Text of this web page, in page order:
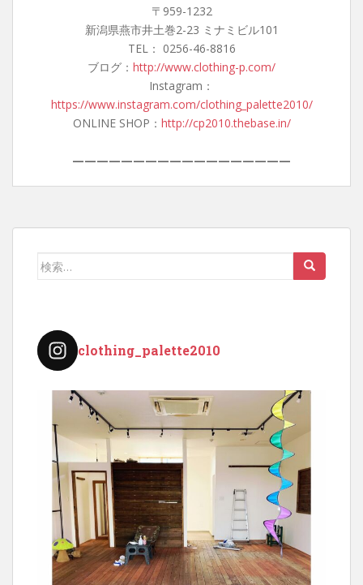
〒959-1232
新潟県燕市井土巻2-23 ミナミビル101
TEL： 0256-46-8816
ブログ： http://www.clothing-p.com/
Instagram：
https://www.instagram.com/clothing_palette2010/
ONLINE SHOP： http://cp2010.thebase.in/
——————————————————
検
clothing_palette2010